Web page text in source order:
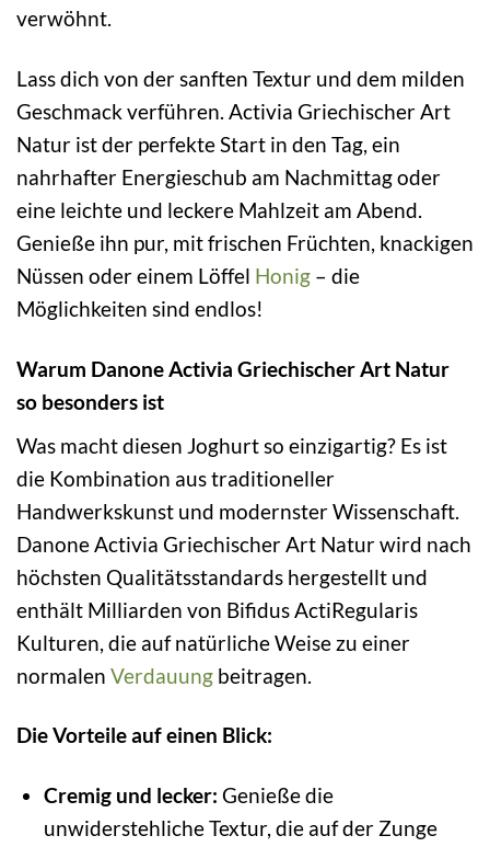
verwöhnt.
Lass dich von der sanften Textur und dem milden
Geschmack verführen. Activia Griechischer Art
Natur ist der perfekte Start in den Tag, ein
nahrhafter Energieschub am Nachmittag oder
eine leichte und leckere Mahlzeit am Abend.
Genieße ihn pur, mit frischen Früchten, knackigen
Nüssen oder einem Löffel Honig – die
Möglichkeiten sind endlos!
Warum Danone Activia Griechischer Art Natur
so besonders ist
Was macht diesen Joghurt so einzigartig? Es ist
die Kombination aus traditioneller
Handwerkskunst und modernster Wissenschaft.
Danone Activia Griechischer Art Natur wird nach
höchsten Qualitätsstandards hergestellt und
enthält Milliarden von Bifidus ActiRegularis
Kulturen, die auf natürliche Weise zu einer
normalen Verdauung beitragen.
Die Vorteile auf einen Blick:
Cremig und lecker: Genieße die
unwiderstehliche Textur, die auf der Zunge